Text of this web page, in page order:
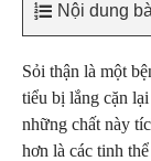
Nội dung
Sỏi thận là một
tiểu bị lắng cặn
những chất này
hơn là các tinh